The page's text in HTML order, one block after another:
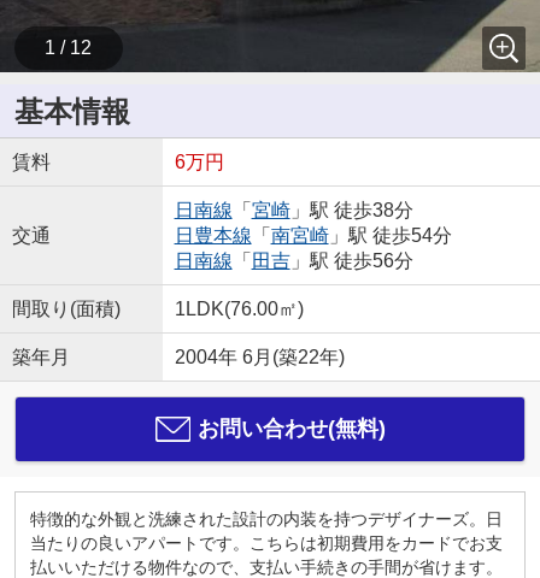
1 / 12
基本情報
賃料 6万円
交通
日南線 「 宮崎」駅 徒歩38分
日豊本線 「 南宮崎」駅 徒歩54分
日南線 「 田吉」駅 徒歩56分
間取り(面積) 1LDK(76.00㎡)
築年月 2004年 6月(築22年)
お問い合わせ(無料)
特徴的な外観と洗練された設計の内装を持つデザイナーズ。日
当たりの良いアパートです。こちらは初期費用をカードでお支
払いいただける物件なので、支払い手続きの手間が省けます。